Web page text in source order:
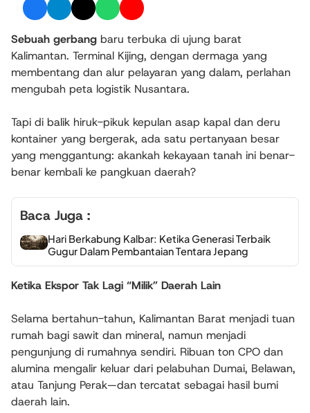
Sebuah gerbang baru terbuka di ujung barat
Kalimantan. Terminal Kijing, dengan dermaga yang
membentang dan alur pelayaran yang dalam, perlahan
mengubah peta logistik Nusantara.
Tapi di balik hiruk-pikuk kepulan asap kapal dan deru
kontainer yang bergerak, ada satu pertanyaan besar
yang menggantung: akankah kekayaan tanah ini benar-
benar kembali ke pangkuan daerah?
Baca Juga :
Hari Berkabung Kalbar: Ketika Generasi Terbaik
Gugur Dalam Pembantaian Tentara Jepang
Ketika Ekspor Tak Lagi “Milik” Daerah Lain
Selama bertahun-tahun, Kalimantan Barat menjadi tuan
rumah bagi sawit dan mineral, namun menjadi
pengunjung di rumahnya sendiri. Ribuan ton CPO dan
alumina mengalir keluar dari pelabuhan Dumai, Belawan,
atau Tanjung Perak—dan tercatat sebagai hasil bumi
daerah lain.